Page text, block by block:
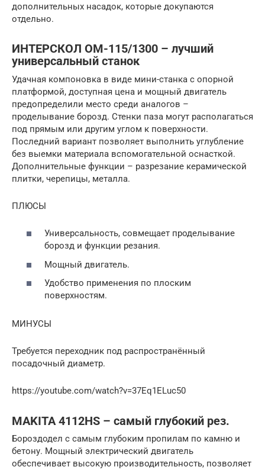
дополнительных насадок, которые докупаются
отдельно.
ИНТЕРСКОЛ ОМ-115/1300 – лучший
универсальный станок
Удачная компоновка в виде мини-станка с опорной
платформой, доступная цена и мощный двигатель
предопределили место среди аналогов –
проделывание борозд. Стенки паза могут располагаться
под прямым или другим углом к поверхности.
Последний вариант позволяет выполнить углубление
без выемки материала вспомогательной оснасткой.
Дополнительные функции – разрезание керамической
плитки, черепицы, металла.
ПЛЮСЫ
Универсальность, совмещает проделывание
борозд и функции резания.
Мощный двигатель.
Удобство применения по плоским
поверхностям.
МИНУСЫ
Требуется переходник под распространённый
посадочный диаметр.
https://youtube.com/watch?v=37Eq1ELuc50
MAKITA 4112HS – самый глубокий рез.
Бороздодел с самым глубоким пропилам по камню и
бетону. Мощный электрический двигатель
обеспечивает высокую производительность, позволяет